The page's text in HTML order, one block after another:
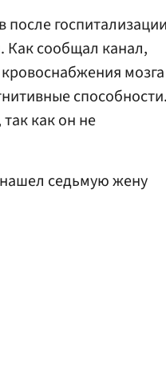
после госпитализации
Как сообщал канал,
мозга
способности.
как он не
седьмую жену